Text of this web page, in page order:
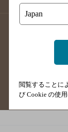
サイトマッ
閲覧することに
び Cookie の使